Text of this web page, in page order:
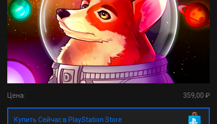
Цена: 359,00 ₽
Купить Сейчас в PlayStation Store